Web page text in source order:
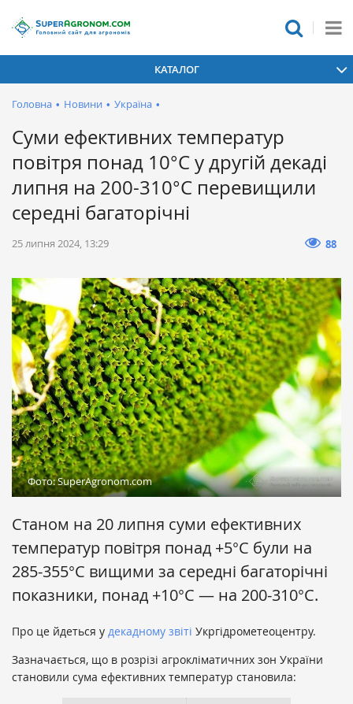
КАТАЛОГ
Головна • Новини • Україна •
Суми ефективних температур
повітря понад 10°С у другій декаді
липня на 200-310°С перевищили
середні багаторічні
25 липня 2024, 13:29 88
Фото: SuperAgronom.com
Станом на 20 липня суми ефективних
температур повітря понад +5°С були на
285-355°С вищими за середні багаторічні
показники, понад +10°С — на 200-310°С.
Про це йдеться у декадному звіті Укргідрометеоцентру.
Зазначається, що в розрізі агрокліматичних зон України
становили сума ефективних температур становила: